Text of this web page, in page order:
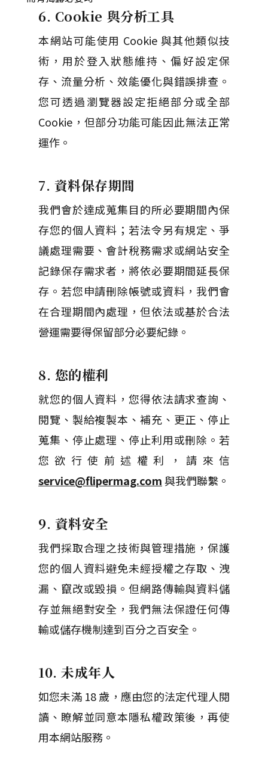
6. Cookie 與分析工具
本網站可能使用 Cookie 與其他類似技
術，用於登入狀態維持、偏好設定保
存、流量分析、效能優化與錯誤排查。
您可透過瀏覽器設定拒絕部分或全部
Cookie，但部分功能可能因此無法正常
運作。
7. 資料保存期間
我們會於達成蒐集目的所必要期間內保
存您的個人資料；若法令另有規定、爭
議處理需要、會計稅務需求或網站安全
記錄保存需求者，將依必要期間延長保
存。若您申請刪除帳號或資料，我們會
在合理期間內處理，但依法或基於合法
營運需要得保留部分必要紀錄。
8. 您的權利
就您的個人資料，您得依法請求查詢、
閱覽、製給複製本、補充、更正、停止
蒐集、停止處理、停止利用或刪除。若
您欲行使前述權利，請來信
service@flipermag.com與我們聯繫。
9. 資料安全
我們採取合理之技術與管理措施，保護
您的個人資料避免未經授權之存取、洩
漏、竄改或毀損。但網路傳輸與資料儲
存並無絕對安全，我們無法保證任何傳
輸或儲存機制達到百分之百安全。
10. 未成年人
如您未滿 18 歲，應由您的法定代理人閱
讀、瞭解並同意本隱私權政策後，再使
用本網站服務。